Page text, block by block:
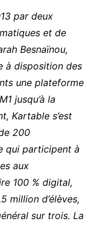
par deux
et de
Besnaïnou,
à disposition des
une plateforme
jusqu’à la
Kartable s’est
200
qui participent à
aux
100 % digital,
million d’élèves,
sur trois. La